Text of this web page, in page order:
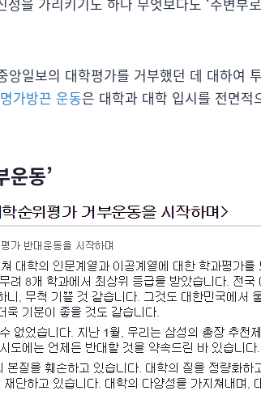
일보의 대학평가를 거부했던 데 대하여
가방끈 운동은 대학과 대학 입시를 전면적
운동’